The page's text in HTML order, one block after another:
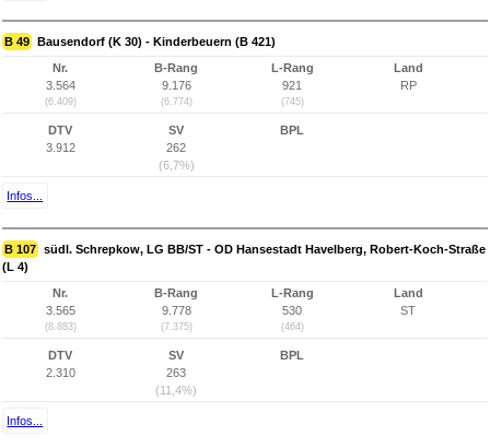
B 49 Bausendorf (K 30) - Kinderbeuern (B 421)
Nr.
3.564
(6.409)
B-Rang
9.176
(6.774)
L-Rang
921
(745)
Land
RP
DTV
3.912
SV
262
(6,7%)
BPL
Infos...
B 107 südl. Schrepkow, LG BB/ST - OD Hansestadt Havelberg, Robert-Koch-Straße
(L 4)
Nr.
3.565
(8.883)
B-Rang
9.778
(7.375)
L-Rang
530
(464)
Land
ST
DTV
2.310
SV
263
(11,4%)
BPL
Infos...